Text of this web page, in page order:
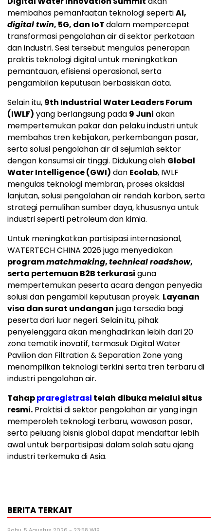
membahas pemanfaatan teknologi sepertiAI,
digital twin, 5G, dan IoTdalam mempercepat
transformasi pengolahan air di sektor perkotaan
dan industri. Sesi tersebut mengulas penerapan
praktis teknologi digital untuk meningkatkan
pemantauan, efisiensi operasional, serta
pengambilan keputusan berbasiskan data.
Selain itu, 9th Industrial Water Leaders Forum
(IWLF) yang berlangsung pada 9 Juni akan
mempertemukan pakar dan pelaku industri untuk
membahas tren kebijakan, perkembangan pasar,
serta solusi pengolahan air di sejumlah sektor
dengan konsumsi air tinggi. Didukung oleh Global
Water Intelligence (GWI) dan Ecolab, IWLF
mengulas teknologi membran, proses oksidasi
lanjutan, solusi pengolahan air rendah karbon, serta
strategi pemulihan sumber daya, khususnya untuk
industri seperti petroleum dan kimia.
Untuk meningkatkan partisipasi internasional,
WATERTECH CHINA 2026 juga menyediakan
programmatchmaking,technical roadshow,
serta pertemuan B2B terkurasi guna
mempertemukan peserta acara dengan penyedia
solusi dan pengambil keputusan proyek. Layanan
visa dan surat undangan juga tersedia bagi
peserta dari luar negeri. Selain itu, pihak
penyelenggara akan menghadirkan lebih dari 20
zona tematik inovatif, termasuk Digital Water
Pavilion dan Filtration & Separation Zone yang
menampilkan teknologi terkini serta tren terbaru di
industri pengolahan air.
Tahappraregistrasi telah dibuka melalui situs
resmi. Praktisi di sektor pengolahan air yang ingin
memperoleh teknologi terbaru, wawasan pasar,
serta peluang bisnis global dapat mendaftar lebih
awal untuk berpartisipasi dalam salah satu ajang
industri terkemuka di Asia.
BERITA TERKAIT